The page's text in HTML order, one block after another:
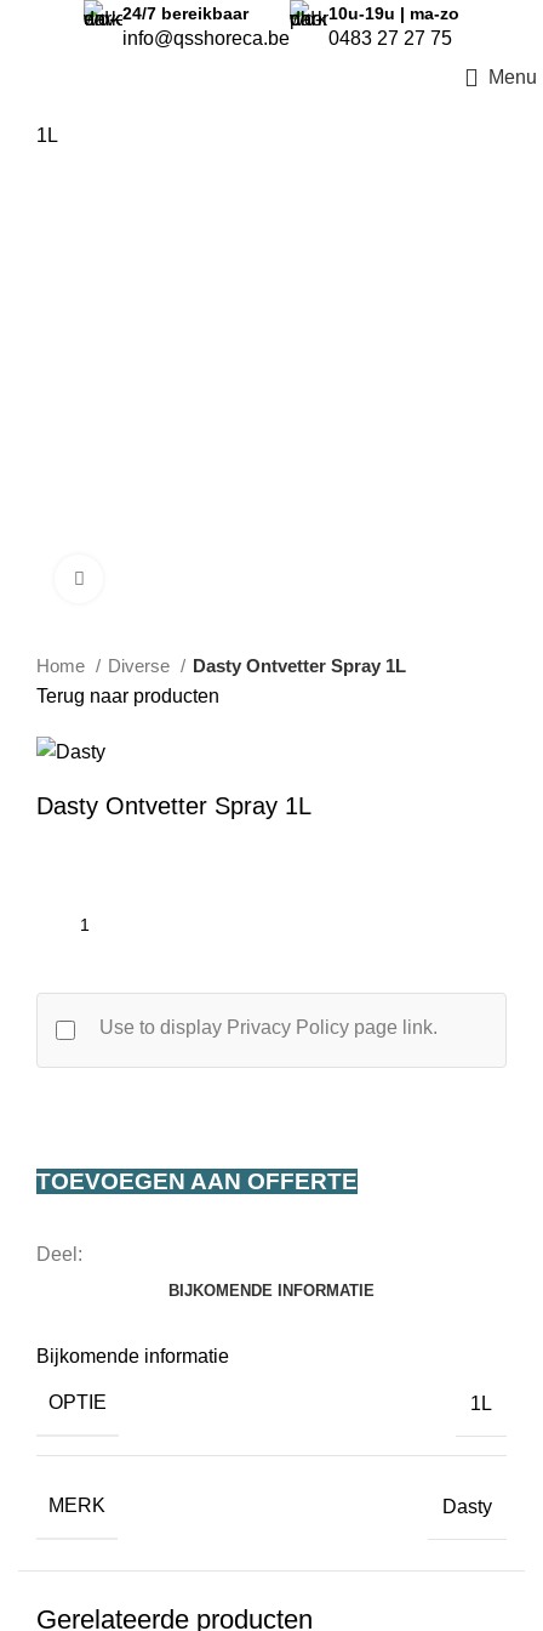
24/7 bereikbaar
info@qsshoreca.be
10u-19u | ma-zo
0483 27 27 75
Menu
1L
Home Diverse
Dasty Ontvetter Spray 1L
Terug naar producten
Dasty Ontvetter Spray 1L
Use to display Privacy Policy page link.
TOEVOEGEN AAN OFFERTE
Deel:
BIJKOMENDE INFORMATIE
Bijkomende informatie
OPTIE 1L
MERK Dasty
Gerelateerde producten